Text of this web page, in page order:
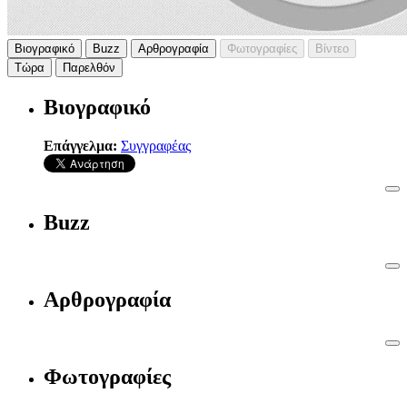
Βιογραφικό Buzz Αρθρογραφία Φωτογραφίες
Βίντεο
Τώρα
Παρελθόν
Βιογραφικό
Επάγγελμα: Συγγραφέας
Buzz
Αρθρογραφία
Φωτογραφίες